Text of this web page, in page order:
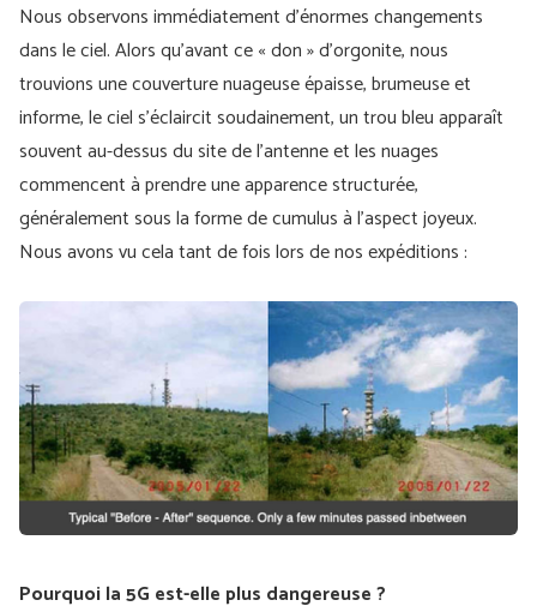
Nous observons immédiatement d’énormes changements
dans le ciel. Alors qu’avant ce « don » d’orgonite, nous
trouvions une couverture nuageuse épaisse, brumeuse et
informe, le ciel s’éclaircit soudainement, un trou bleu apparaît
souvent au-dessus du site de l’antenne et les nuages
commencent à prendre une apparence structurée,
généralement sous la forme de cumulus à l’aspect joyeux.
Nous avons vu cela tant de fois lors de nos expéditions :
Pourquoi la 5G est-elle plus dangereuse ?